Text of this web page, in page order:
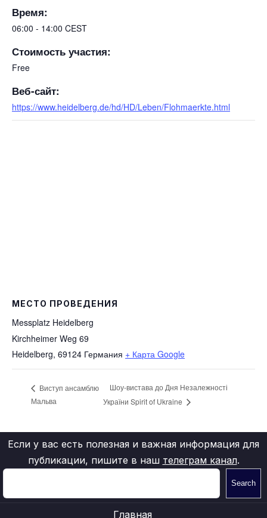
Время:
06:00 - 14:00 CEST
Стоимость участия:
Free
Веб-сайт:
https://www.heidelberg.de/hd/HD/Leben/Flohmaerkte.html
МЕСТО ПРОВЕДЕНИЯ
Messplatz Heidelberg
Kirchheimer Weg 69
Heidelberg, 69124 Германия + Карта Google
Виступ ансамблю
Мальва
Шоу-вистава до Дня Незалежності
України Spirit of Ukraine
Если у вас есть полезная и важная информация для
публикации, пишите в наш телеграм канал.
Search
Главная